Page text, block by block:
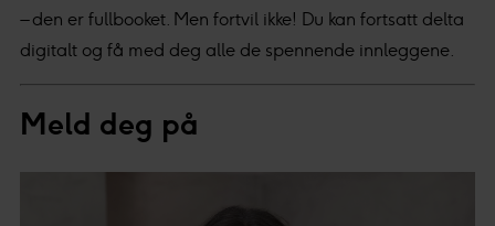
– den er fullbooket. Men fortvil ikke! Du kan fortsatt delta
digitalt og få med deg alle de spennende innleggene.
Meld deg på